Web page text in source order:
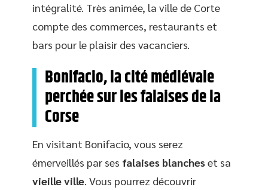
intégralité. Très animée, la ville de Corte
compte des commerces, restaurants et
bars pour le plaisir des vacanciers.
Bonifacio, la cité médiévale
perchée sur les falaises de la
Corse
En visitant Bonifacio, vous serez
émerveillés par ses falaises blancheset sa
vieille ville . Vous pourrez découvrir